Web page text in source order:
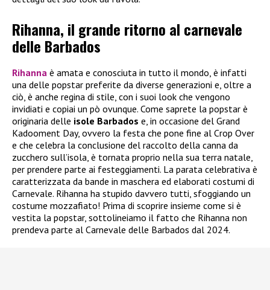
Rihanna, il grande ritorno al carnevale
delle Barbados
Rihanna è amata e conosciuta in tutto il mondo, è infatti
una delle popstar preferite da diverse generazioni e, oltre a
ciò, è anche regina di stile, con i suoi look che vengono
invidiati e copiai un pò ovunque. Come saprete la popstar è
originaria delle isole Barbados e, in occasione del Grand
Kadooment Day, ovvero la festa che pone fine al Crop Over
e che celebra la conclusione del raccolto della canna da
zucchero sull’isola, è tornata proprio nella sua terra natale,
per prendere parte ai festeggiamenti. La parata celebrativa è
caratterizzata da bande in maschera ed elaborati costumi di
Carnevale. Rihanna ha stupido davvero tutti, sfoggiando un
costume mozzafiato! Prima di scoprire insieme come si è
vestita la popstar, sottolineiamo il fatto che Rihanna non
prendeva parte al Carnevale delle Barbados dal 2024.